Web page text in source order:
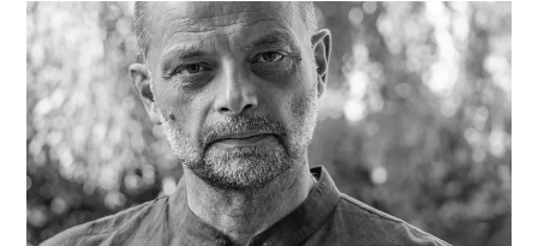
POLITIQUE
HISTOIRE
CULTURE
SPORT